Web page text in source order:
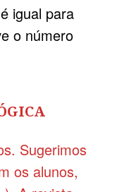
igual para
o número
Sugerimos
os alunos,